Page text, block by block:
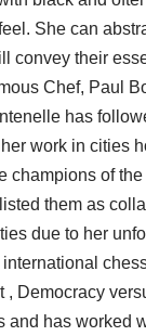
She can
convey their
Chef, Paul
has
work in cities
of
them as
due to her
Democracy
and has worked